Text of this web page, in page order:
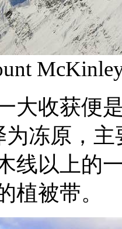
大收获便
为冻原，
线以上的
植被带。